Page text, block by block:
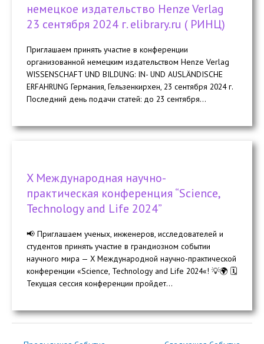
немецкое издательство Henze Verlag
23 сентября 2024 г. elibrary.ru ( РИНЦ)
Приглашаем принять участие в конференции
организованной немецким издательством Henze Verlag
WISSENSCHAFT UND BILDUNG: IN- UND AUSLÄNDISCHE
ERFAHRUNG Германия, Гельзенкирхен, 23 сентября 2024 г.
Последний день подачи статей: до 23 сентября...
X Международная научно-
практическая конференция “Science,
Technology and Life 2024”
📢 Приглашаем ученых, инженеров, исследователей и
студентов принять участие в грандиозном событии
научного мира — X Международной научно-практической
конференции «Science, Technology and Life 2024«! 💡🌍 🗓️
Текущая сессия конференции пройдет...